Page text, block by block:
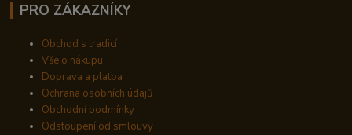
PRO ZÁKAZNÍKY
Obchod s tradicí
Vše o nákupu
Doprava a platba
Ochrana osobních údajů
Obchodní podmínky
Odstoupení od smlouvy